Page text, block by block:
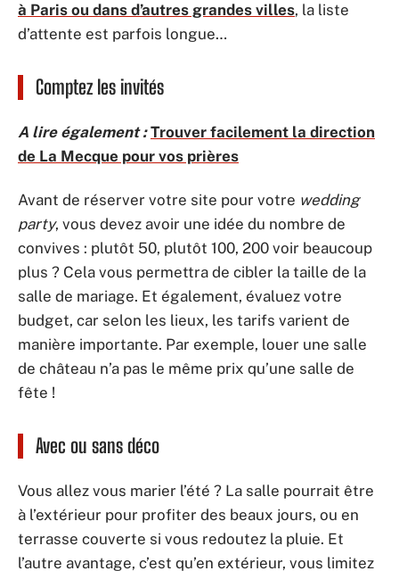
à Paris ou dans d’autres grandes villes, la liste
d’attente est parfois longue…
Comptez les invités
A lire également : Trouver facilement la direction
de La Mecque pour vos prières
Avant de réserver votre site pour votre wedding
party, vous devez avoir une idée du nombre de
convives : plutôt 50, plutôt 100, 200 voir beaucoup
plus ? Cela vous permettra de cibler la taille de la
salle de mariage. Et également, évaluez votre
budget, car selon les lieux, les tarifs varient de
manière importante. Par exemple, louer une salle
de château n’a pas le même prix qu’une salle de
fête !
Avec ou sans déco
Vous allez vous marier l’été ? La salle pourrait être
à l’extérieur pour profiter des beaux jours, ou en
terrasse couverte si vous redoutez la pluie. Et
l’autre avantage, c’est qu’en extérieur, vous limitez